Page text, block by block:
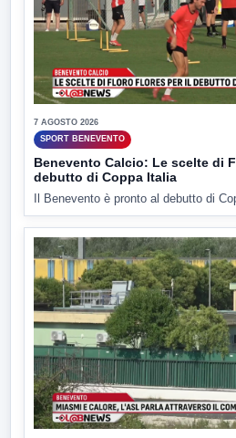
7 AGOSTO 2026
SPORT BENEVENTO
Benevento Calcio: Le scelte di
debutto di Coppa Italia
Il Benevento è pronto al debutto di